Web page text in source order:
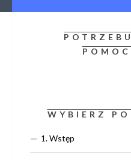
WYBIERZ
1. Wstęp